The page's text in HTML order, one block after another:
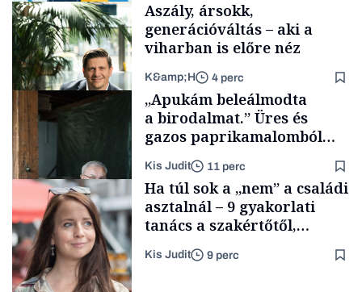
Smart habits
TÁMOGATÓI
TARTALOM
Aszály, ársokk,
generációváltás – aki a
viharban is előre néz
K&amp;H 4 perc
Családi
vállalkozások
„Apukám beleálmodta
a birodalmat.” Üres és
gazos paprikamalomból
lett az igazi családi
fűszersztori
Kis Judit 11 perc
Ha túl sok a „nem” a családi
asztalnál – 9 gyakorlati
tanács a szakértőtől,
hogyan legyünk jól etető
szülők
Kis Judit 9 perc